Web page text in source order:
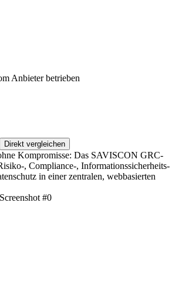
Anbieter betrieben
Direkt vergleichen
Kompromisse: Das SAVISCON GRC-
, Compliance-, Informationssicherheits-
in einer zentralen, webbasierten